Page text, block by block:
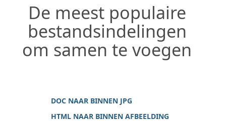
De meest populaire
bestandsindelingen
om samen te voegen
DOC NAAR BINNEN JPG
HTML NAAR BINNEN AFBEELDING